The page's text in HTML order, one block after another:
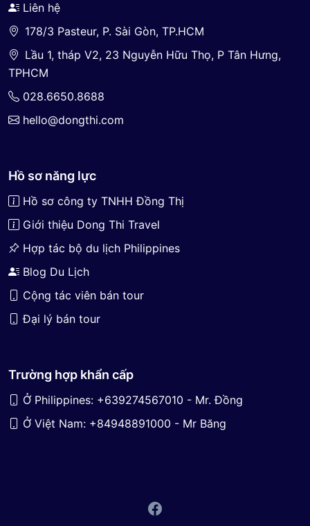
Liên hệ
178/3 Pasteur, P. Sài Gòn, TP.HCM
Lầu 1, tháp V2, 23 Nguyễn Hữu Thọ, P Tân Hưng,
TPHCM
028.6650.8688
hello@dongthi.com
Hồ sơ năng lực
Hồ sơ công ty TNHH Đồng Thị
Giới thiệu Dong Thi Travel
Hợp tác bộ du lịch Philippines
Blog Du Lịch
Cộng tác viên bán tour
Đại lý bán tour
Trường hợp khẩn cấp
Ở Philippines: +639274567010 - Mr. Đồng
Ở Việt Nam: +84948891000 - Mr Băng